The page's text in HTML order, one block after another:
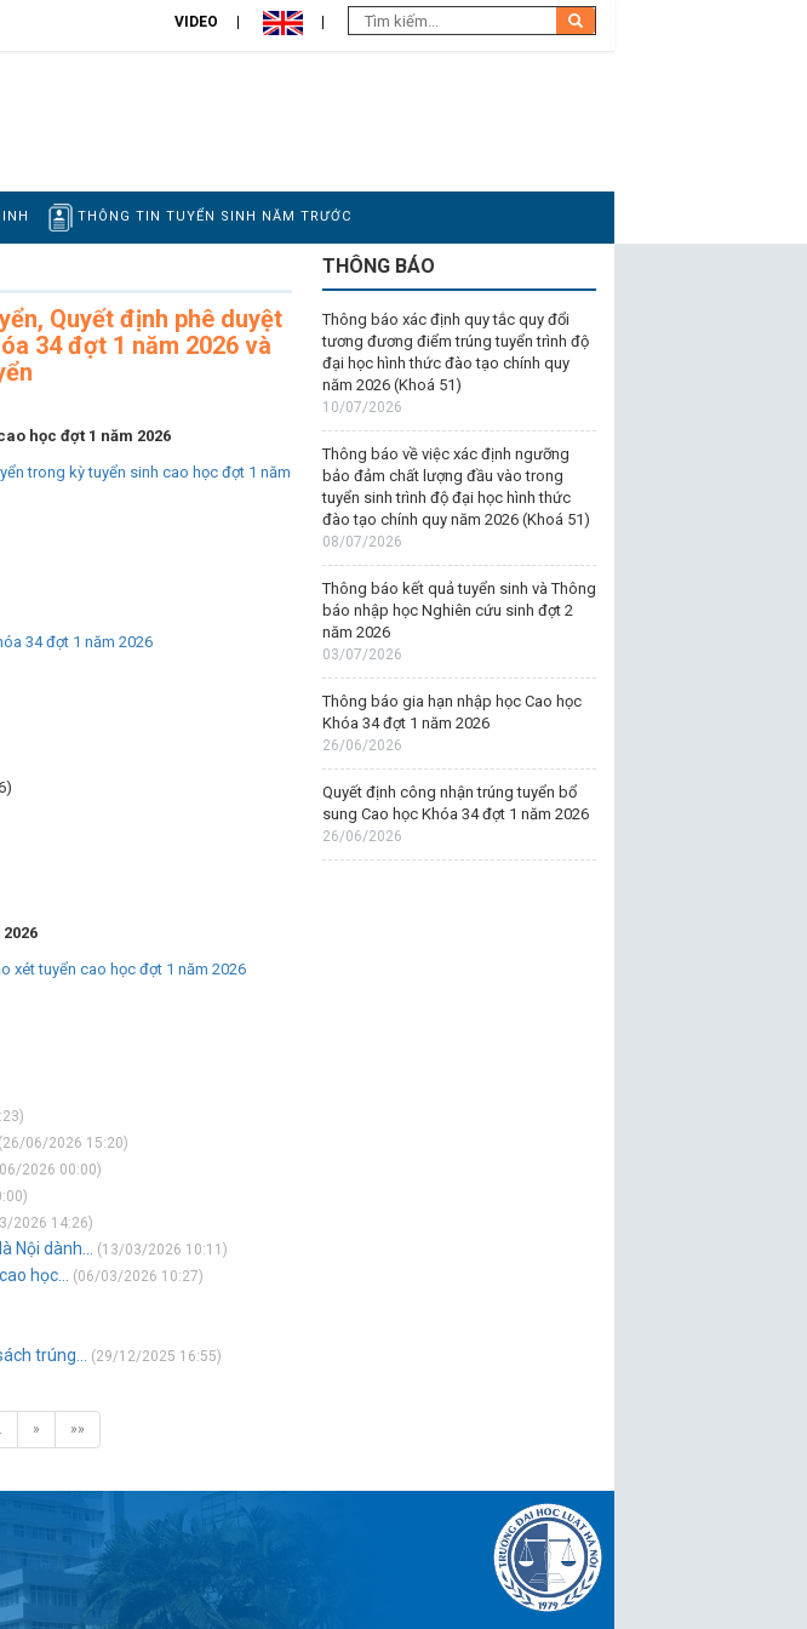
VIDEO
THÔNG TIN TUYỂN SINH NĂM TRƯỚC
Quyết định phê duyệt
34 đợt 1 năm 2026 và
học đợt 1 năm 2026
trong kỳ tuyển sinh cao học đợt 1 năm
34 đợt 1 năm 2026
xét tuyển cao học đợt 1 năm 2026
(26/06/2026 15:20)
2026 00:00)
2026 14:26)
dành... (13/03/2026 10:11)
học... (06/03/2026 10:27)
trúng... (29/12/2025 16:55)
» »»
THÔNG BÁO
Thông báo xác định quy tắc quy đổi
tương đương điểm trúng tuyển trình độ
đại học hình thức đào tạo chính quy
năm 2026 (Khoá 51)
10/07/2026
Thông báo về việc xác định ngưỡng
bảo đảm chất lượng đầu vào trong
tuyển sinh trình độ đại học hình thức
đào tạo chính quy năm 2026 (Khoá 51)
08/07/2026
Thông báo kết quả tuyển sinh và Thông
báo nhập học Nghiên cứu sinh đợt 2
năm 2026
03/07/2026
Thông báo gia hạn nhập học Cao học
Khóa 34 đợt 1 năm 2026
26/06/2026
Quyết định công nhận trúng tuyển bổ
sung Cao học Khóa 34 đợt 1 năm 2026
26/06/2026